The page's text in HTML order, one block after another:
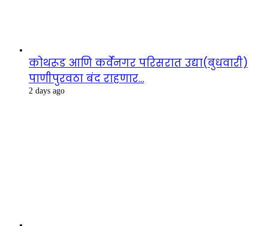
कोथरूड आणि कर्वेनगर परिसरात उद्या(बुधवारी)
पाणीपुरवठा बंद राहणार…
2 days ago